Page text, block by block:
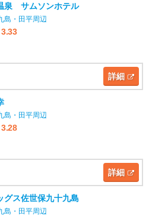
泉 サムソンホテル
島・田平周辺
3.33
詳細
島・田平周辺
3.28
詳細
グス佐世保九十九島
島・田平周辺